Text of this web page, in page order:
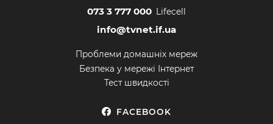
073 3 777 000 Lifecell
info@tvnet.if.ua
Проблеми домашніх мереж
Безпека у мережі Інтернет
Тест швидкості
FACEBOOK